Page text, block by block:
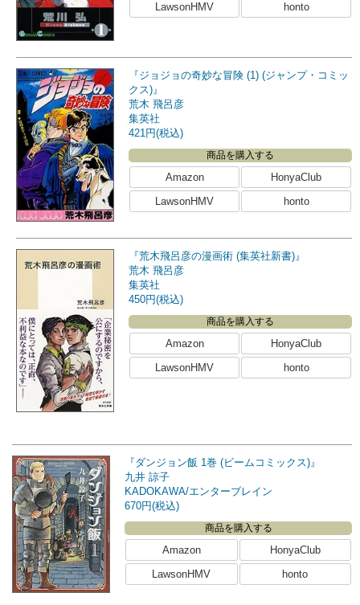
LawsonHMV honto
『ジョジョの奇妙な冒険 (1) (ジャンプ・コミッ
クス)』
荒木 飛呂彦
集英社
421円(税込)
商品を購入する
Amazon
HonyaClub
LawsonHMV
honto
『荒木飛呂彦の漫画術 (集英社新書)』
荒木 飛呂彦
集英社
450円(税込)
商品を購入する
Amazon
HonyaClub
LawsonHMV
honto
『ダンジョン飯 1巻 (ビームコミックス)』
九井 諒子
KADOKAWA/エンターブレイン
670円(税込)
商品を購入する
Amazon
HonyaClub
LawsonHMV
honto